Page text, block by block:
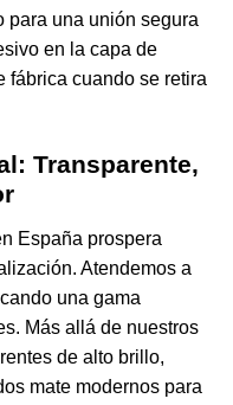
para una unión segura
en la capa de
fábrica cuando se retira
Transparente,
España prospera
Atendemos a
una gama
Más allá de nuestros
de alto brillo,
mate modernos para